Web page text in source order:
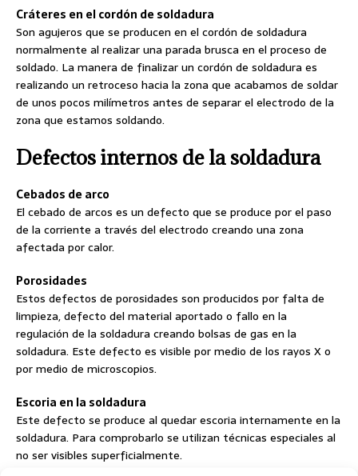
Cráteres en el cordón de soldadura
Son agujeros que se producen en el cordón de soldadura
normalmente al realizar una parada brusca en el proceso de
soldado. La manera de finalizar un cordón de soldadura es
realizando un retroceso hacia la zona que acabamos de soldar
de unos pocos milímetros antes de separar el electrodo de la
zona que estamos soldando.
Defectos internos de la soldadura
Cebados de arco
El cebado de arcos es un defecto que se produce por el paso
de la corriente a través del electrodo creando una zona
afectada por calor.
Porosidades
Estos defectos de porosidades son producidos por falta de
limpieza, defecto del material aportado o fallo en la
regulación de la soldadura creando bolsas de gas en la
soldadura. Este defecto es visible por medio de los rayos X o
por medio de microscopios.
Escoria en la soldadura
Este defecto se produce al quedar escoria internamente en la
soldadura. Para comprobarlo se utilizan técnicas especiales al
no ser visibles superficialmente.